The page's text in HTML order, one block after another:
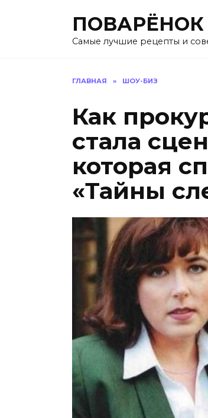
ПОВАРЁНОК
Самые лучшие рецепты и
ГЛАВНАЯ » ШОУ-БИЗ
Как
стала
которая
«Тайны